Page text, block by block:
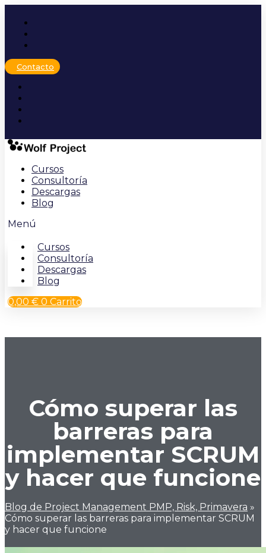
contenido
Contacto
Cursos
Consultoría
Descargas
Blog
Menú
Cursos
Consultoría
Descargas
Blog
0,00 € 0 Carrito
Cómo superar las
barreras para
implementar SCRUM
y hacer que funcione
Blog de Project Management PMP, Risk, Primavera »
Cómo superar las barreras para implementar SCRUM
y hacer que funcione